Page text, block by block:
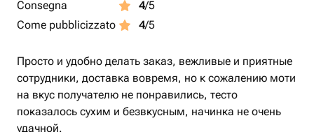
Consegna 4/5
Come pubblicizzato
4/5
Просто и удобно делать заказ, вежливые и приятные
сотрудники, доставка вовремя, но к сожалению моти
на вкус получателю не понравились, тесто
показалось сухим и безвкусным, начинка не очень
удачной.